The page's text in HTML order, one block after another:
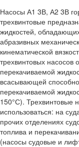
Насосы А1 3В, А2 3В
трехвинтовые
жидкостей,
абразивных
кинематической
трехвинтовых
перекачиваемой
всасывающей
перекачиваемой
150°С). Трехвинтовые
использоваться: на
прочих отделениях
топлива и
(насосы судовые и